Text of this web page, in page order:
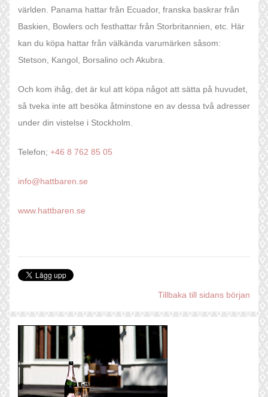
världen. Panama hattar från Ecuador, franska baskrar från
Baskien, Bowlers och festhattar från Storbritannien, etc. Här
kan du köpa hattar från välkända varumärken såsom:
Stetson, Kangol, Borsalino och Akubra.
Och kom ihåg, det är kul att köpa något att sätta på huvudet,
så tveka inte att besöka åtminstone en av dessa två adresser
under din vistelse i Stockholm.
Telefon; +46 8 762 85 05
info@hattbaren.se
www.hattbaren.se
Tillbaka till sidans början